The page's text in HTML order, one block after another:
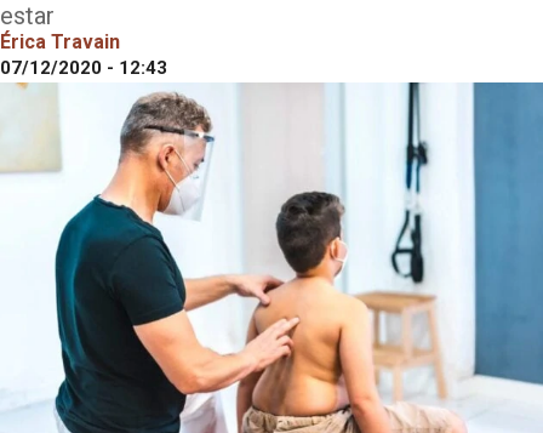
estar
Érica Travain
07/12/2020 - 12:43